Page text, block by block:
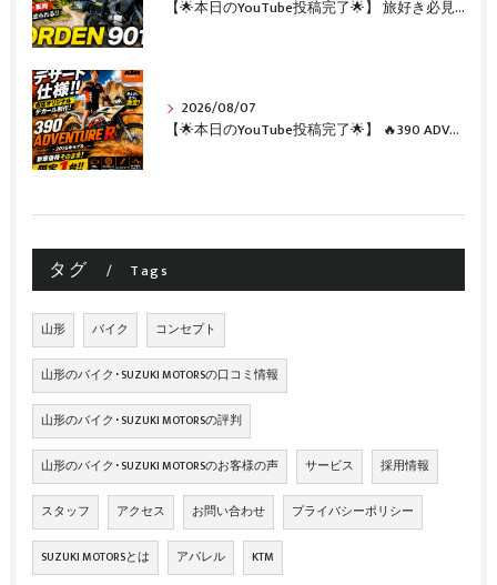
【🌟本日のYouTube投稿完了🌟】 旅好き必見🔥!!カスタム満載の極上中古車！ 「NORDEN 901」が入荷いたしました✨【Husqvarna Motorcycles山形】
2026/08/07
【🌟本日のYouTube投稿完了🌟】 🔥390 ADVENTURE R × KTM山形 オリジナルデカール仕様誕生🔥
タグ Tags
山形 バイク コンセプト
山形のバイク･SUZUKI MOTORSの口コミ情報
山形のバイク･SUZUKI MOTORSの評判
山形のバイク･SUZUKI MOTORSのお客様の声 サービス 採用情報
スタッフ アクセス お問い合わせ プライバシーポリシー
SUZUKI MOTORSとは アパレル KTM